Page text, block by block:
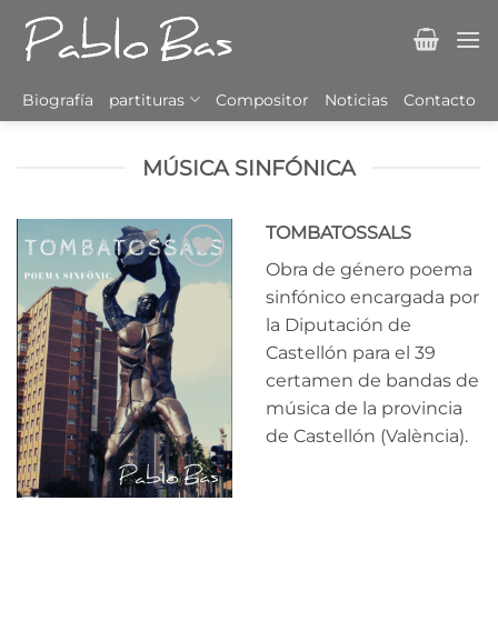
Saltar
contenido
Biografía partituras Compositor Noticias Contacto
MÚSICA SINFÓNICA
Añadir
deseos
TOMBATOSSALS
Obra de género poema
sinfónico encargada por
la Diputación de
Castellón para el 39
certamen de bandas de
música de la provincia
de Castellón (València).